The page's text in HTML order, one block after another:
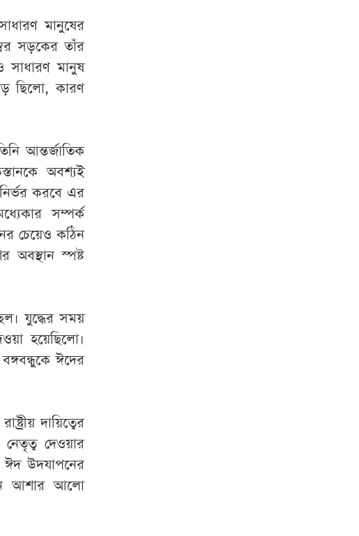
মানুষের
সড়কের তাঁর
সাধারণ মানুষ
ছিলো,কারণ
আন্তর্জাতিক
অবশ্যই
করবে এর
সম্পর্ক
চেয়েও কঠিন
অবস্থান স্পষ্ট
। যুদ্ধের সময়
হয়েছিলো।
বঙ্গবন্ধুকে ঈদের
রাষ্ট্রীয় দায়িত্বের
নেতৃত্ব দেওয়ার
ঈদ উদযাপনের
আশার আলো